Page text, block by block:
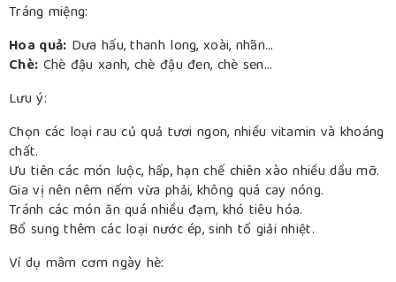
Tráng miệng:
Hoa quả: Dưa hấu, thanh long, xoài, nhãn…
Chè: Chè đậu xanh, chè đậu đen, chè sen…
Lưu ý:
Chọn các loại rau củ quả tươi ngon, nhiều vitamin và khoáng
chất.
Ưu tiên các món luộc, hấp, hạn chế chiên xào nhiều dầu mỡ.
Gia vị nên nêm nếm vừa phải, không quá cay nóng.
Tránh các món ăn quá nhiều đạm, khó tiêu hóa.
Bổ sung thêm các loại nước ép, sinh tố giải nhiệt.
Ví dụ mâm cơm ngày hè: